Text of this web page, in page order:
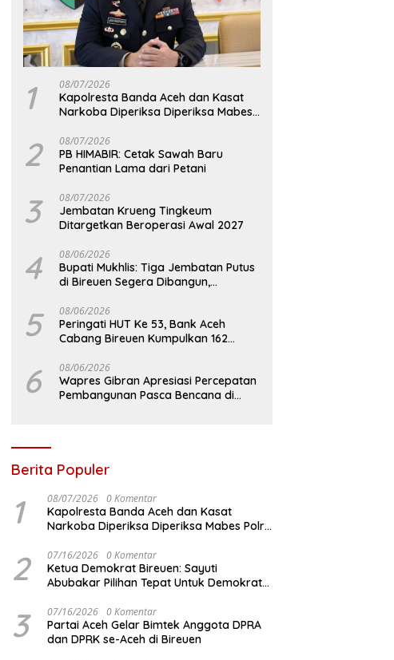
1 08/07/2026
Kapolresta Banda Aceh dan Kasat
Narkoba Diperiksa Diperiksa Mabes
2 08/07/2026
PB HIMABIR: Cetak Sawah Baru
Penantian Lama dari Petani
3 08/07/2026
Jembatan Krueng Tingkeum
Ditargetkan Beroperasi Awal 2027
4 08/06/2026
Bupati Mukhlis: Tiga Jembatan Putus
di Bireuen Segera Dibangun,
5 08/06/2026
Peringati HUT Ke 53, Bank Aceh
Cabang Bireuen Kumpulkan 162
6 08/06/2026
Wapres Gibran Apresiasi Percepatan
Pembangunan Pasca Bencana di
Berita Populer
1 08/07/2026 0 Komentar
Kapolresta Banda Aceh dan Kasat
Narkoba Diperiksa Diperiksa Mabes Polri,
2 07/16/2026 0 Komentar
Ketua Demokrat Bireuen: Sayuti
Abubakar Pilihan Tepat Untuk Demokrat
3 07/16/2026 0 Komentar
Partai Aceh Gelar Bimtek Anggota DPRA
dan DPRK se-Aceh di Bireuen